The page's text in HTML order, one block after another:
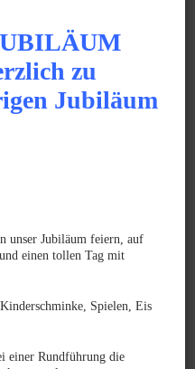
vor Verlust der
geschützt und
Infusionen.
setzen die begonnene
werden durch
werden in vier
die besonderen
Bereiche werden
voll klimatisiert und
Hunde sind zusätzlich
zu
Jubiläum
unser Jubiläum feiern, auf
einen tollen Tag mit
Spielen, Eis
einer Rundführung die